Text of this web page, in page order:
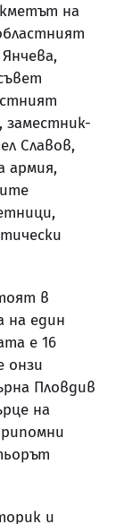
на
заместник-
Славов,
армия,
в
на един
е 16
онзи
Пловдив
на
и